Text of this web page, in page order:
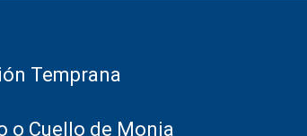
Temprana
o Cuello de Monja